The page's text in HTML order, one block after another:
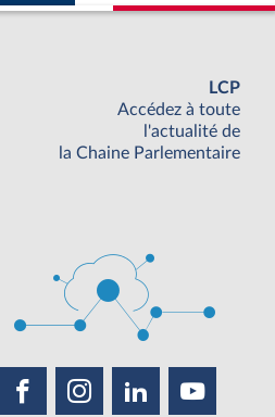
LCP
Accédez à toute
l'actualité de
la Chaine Parlementaire